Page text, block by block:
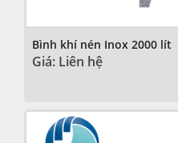
Bình khí nén Inox 2000 lít
Giá: Liên hệ